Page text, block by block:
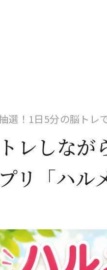
選！1日5分の脳トレ
レしなが
リ「ハル